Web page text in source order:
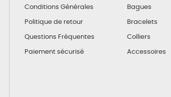
Conditions Générales
Politique de retour
Questions Fréquentes
Paiement sécurisé
Bagues
Bracelets
Colliers
Accessoires